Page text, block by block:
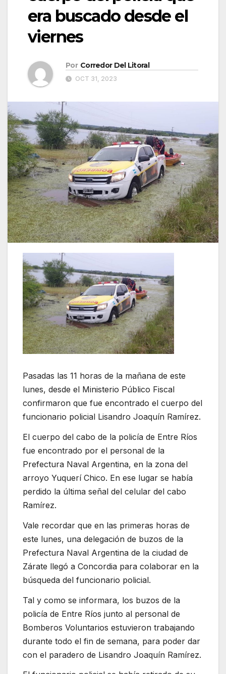
era buscado desde el
viernes
Por Corredor Del Litoral
OCT 31, 2023
Pasadas las 11 horas de la mañana de este
lunes, desde el Ministerio Público Fiscal
confirmaron que fue encontrado el cuerpo del
funcionario policial Lisandro Joaquín Ramírez.
El cuerpo del cabo de la policía de Entre Ríos
fue encontrado por el personal de la
Prefectura Naval Argentina, en la zona del
arroyo Yuquerí Chico. En ese lugar se había
perdido la última señal del celular del cabo
Ramírez.
Vale recordar que en las primeras horas de
este lunes, una delegación de buzos de la
Prefectura Naval Argentina de la ciudad de
Zárate llegó a Concordia para colaborar en la
búsqueda del funcionario policial.
Tal y como se informara, los buzos de la
policía de Entre Ríos junto al personal de
Bomberos Voluntarios estuvieron trabajando
durante todo el fin de semana, para poder dar
con el paradero de Lisandro Joaquín Ramírez.